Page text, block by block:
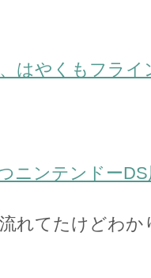
はやくもフライ
ニンテンドー
れてたけどわ